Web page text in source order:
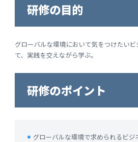
研修の目的
グローバルな環境において気をつけたい
て、実践を交えながら学ぶ。
研修のポイント
グローバルな環境で求められるビジ